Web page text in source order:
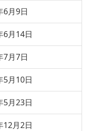
6月9日
6月14日
7月7日
5月10日
5月23日
12月2日